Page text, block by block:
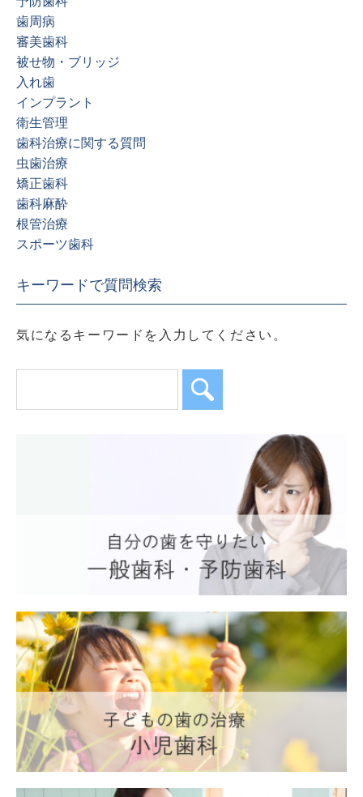
歯周病
審美歯科
被せ物・ブリッジ
入れ歯
インプラント
衛生管理
歯科治療に関する質問
虫歯治療
矯正歯科
歯科麻酔
根管治療
スポーツ歯科
キーワードで質問検索
気になるキーワードを入力してください。